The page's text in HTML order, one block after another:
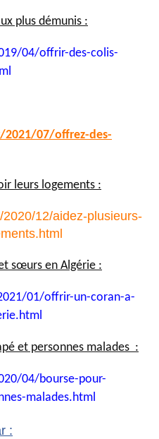
plus démunis :
04/offrir-des-colis-
2021/07/offrez-des-
leurs logements :
12/aidez-plusieurs-
sœurs en Algérie :
01/offrir-un-coran-a-
html
et personnes malades :
04/bourse-pour-
malades.html
: